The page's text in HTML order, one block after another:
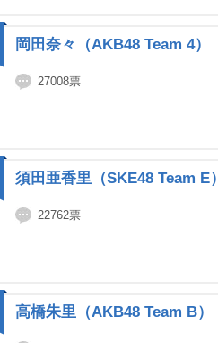
岡田奈々（AKB48 Team 4）
27008票
須田亜香里（SKE48 Team E）
22762票
高橋朱里（AKB48 Team B）